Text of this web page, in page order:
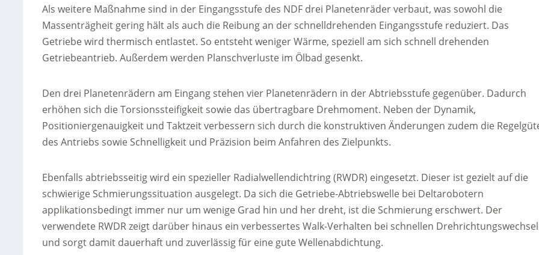
Als weitere Maßnahme sind in der Eingangsstufe des NDF drei Planetenräder verbaut, was sowohl die
Massenträgheit gering hält als auch die Reibung an der schnelldrehenden Eingangsstufe reduziert. Das
Getriebe wird thermisch entlastet. So entsteht weniger Wärme, speziell am sich schnell drehenden
Getriebeantrieb. Außerdem werden Planschverluste im Ölbad gesenkt.
Den drei Planetenrädern am Eingang stehen vier Planetenrädern in der Abtriebsstufe gegenüber. Dadurch
erhöhen sich die Torsionssteifigkeit sowie das übertragbare Drehmoment. Neben der Dynamik,
Positioniergenauigkeit und Taktzeit verbessern sich durch die konstruktiven Änderungen zudem die
des Antriebs sowie Schnelligkeit und Präzision beim Anfahren des Zielpunkts.
Ebenfalls abtriebsseitig wird ein spezieller Radialwellendichtring (RWDR) eingesetzt. Dieser ist gezielt auf die
schwierige Schmierungssituation ausgelegt. Da sich die Getriebe-Abtriebswelle bei Deltarobotern
applikationsbedingt immer nur um wenige Grad hin und her dreht, ist die Schmierung erschwert. Der
verwendete RWDR zeigt darüber hinaus ein verbessertes Walk-Verhalten bei schnellen
und sorgt damit dauerhaft und zuverlässig für eine gute Wellenabdichtung.